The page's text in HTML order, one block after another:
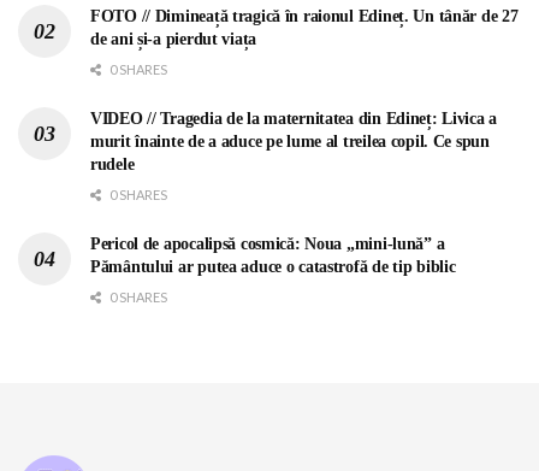
FOTO // Dimineață tragică în raionul Edineț. Un tânăr de 27
de ani și-a pierdut viața
0 SHARES
VIDEO // Tragedia de la maternitatea din Edineț: Livica a
murit înainte de a aduce pe lume al treilea copil. Ce spun
rudele
0 SHARES
Pericol de apocalipsă cosmică: Noua „mini-lună” a
Pământului ar putea aduce o catastrofă de tip biblic
0 SHARES